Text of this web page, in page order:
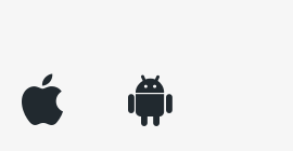
appleinc android